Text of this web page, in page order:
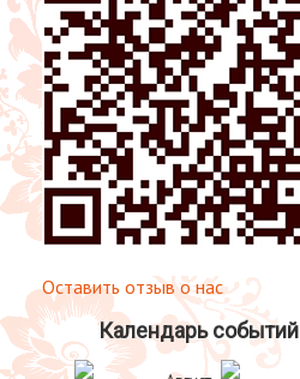
Оставить отзыв о нас
Календарь событий